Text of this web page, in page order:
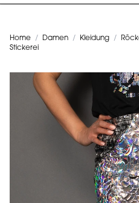
Home / Damen / Kleidung /
Stickerei